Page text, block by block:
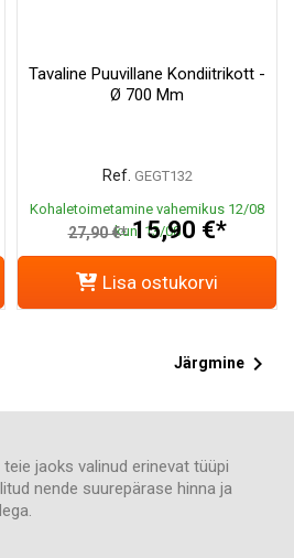
Tavaline Puuvillane Kondiitrikott -
Ø 700 Mm
Ref. GEGT132
Kohaletoimetamine vahemikus 12/08
kuni 13/08
27,90 €* 15,90 €*
Lisa ostukorvi
Järgmine
jaoks valinud erinevat tüüpi
nende suurepärase hinna ja